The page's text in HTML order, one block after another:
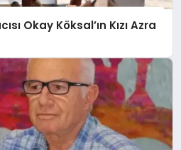
Okay Köksal’ın Kızı Azra